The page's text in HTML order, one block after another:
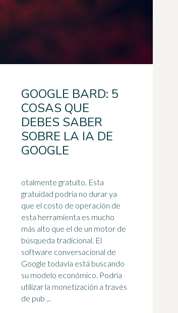
GOOGLE BARD: 5
COSAS QUE
DEBES SABER
SOBRE LA IA DE
GOOGLE
otalmente gratuito. Esta
gratuidad podría no durar ya
que el costo de operación de
esta herramienta es mucho
más alto que el de un motor de
búsqueda tradicional. El
software conversacional de
Google todavía está buscando
su modelo económico. Podría
utilizar la monetización a través
de pub ...